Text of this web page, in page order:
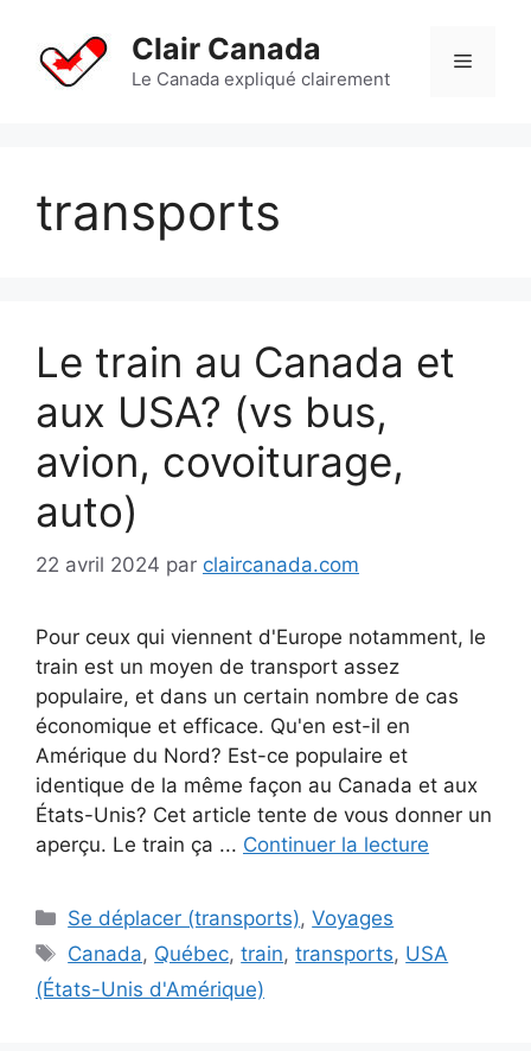
contenu
Clair Canada
Le Canada expliqué clairement
Menu
transports
Le train au Canada et
aux USA? (vs bus,
avion, covoiturage,
auto)
22 avril 2024 par claircanada.com
Pour ceux qui viennent d'Europe notamment, le
train est un moyen de transport assez
populaire, et dans un certain nombre de cas
économique et efficace. Qu'en est-il en
Amérique du Nord? Est-ce populaire et
identique de la même façon au Canada et aux
États-Unis? Cet article tente de vous donner un
aperçu. Le train ça ... Continuer la lecture
Catégories
Se déplacer (transports),Voyages
Étiquettes
Canada, Québec,train,transports, USA
(États-Unis d'Amérique)